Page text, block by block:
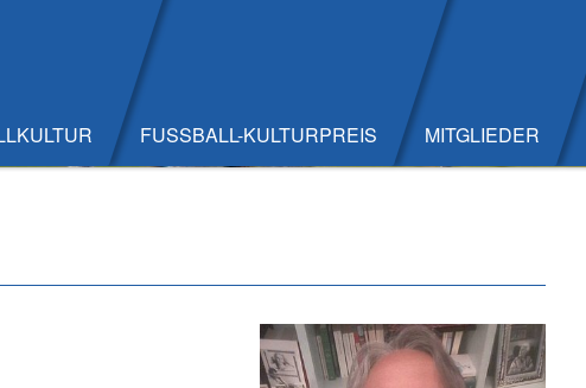
FUSSBALL-KULTURPREIS MITGLIEDER